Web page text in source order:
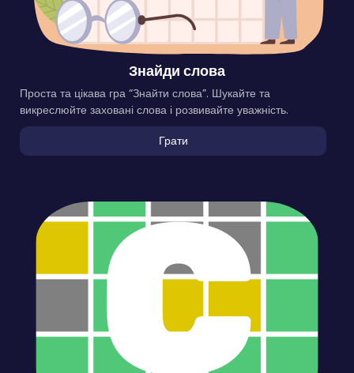
Знайди слова
Проста та цікава гра “Знайти слова”. Шукайте та
викреслюйте заховані слова і розвивайте уважність.
Грати